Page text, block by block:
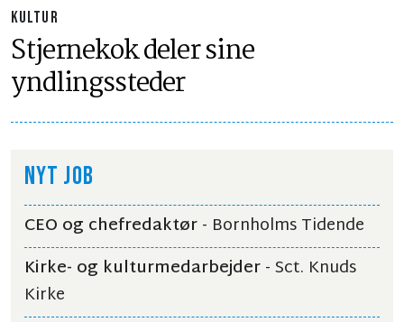
KULTUR
Stjernekok deler sine
yndlingssteder
NYT JOB
CEO og chefredaktør- Bornholms Tidende
Kirke- og kulturmedarbejder- Sct. Knuds
Kirke